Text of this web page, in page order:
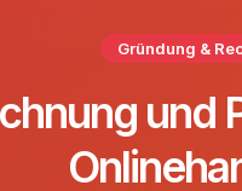
Gründung &
und